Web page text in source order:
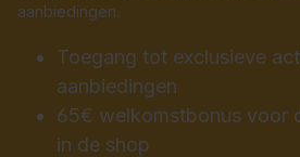
aanbiedingen.
Toegang tot exclusieve
aanbiedingen
65€ welkomstbonus voor
in de shop